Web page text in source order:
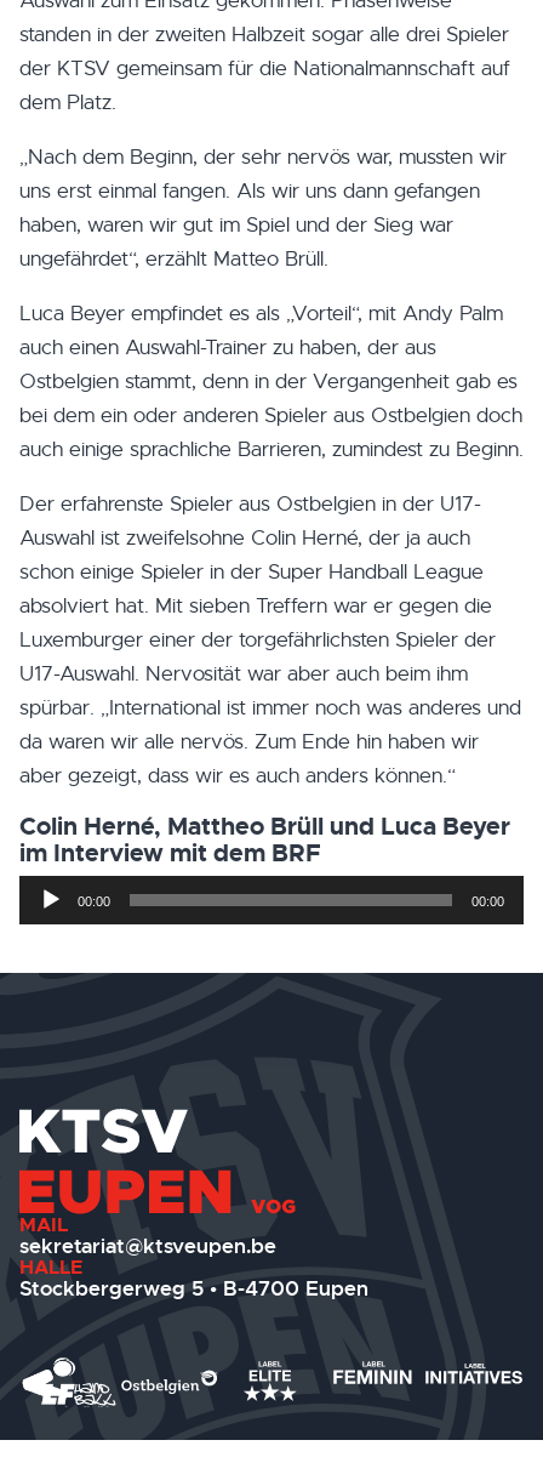
standen in der zweiten Halbzeit sogar alle drei Spieler
der KTSV gemeinsam für die Nationalmannschaft auf
dem Platz.
„Nach dem Beginn, der sehr nervös war, mussten wir
uns erst einmal fangen. Als wir uns dann gefangen
haben, waren wir gut im Spiel und der Sieg war
ungefährdet“, erzählt Matteo Brüll.
Luca Beyer empfindet es als „Vorteil“, mit Andy Palm
auch einen Auswahl-Trainer zu haben, der aus
Ostbelgien stammt, denn in der Vergangenheit gab es
bei dem ein oder anderen Spieler aus Ostbelgien doch
auch einige sprachliche Barrieren, zumindest zu Beginn.
Der erfahrenste Spieler aus Ostbelgien in der U17-
Auswahl ist zweifelsohne Colin Herné, der ja auch
schon einige Spieler in der Super Handball League
absolviert hat. Mit sieben Treffern war er gegen die
Luxemburger einer der torgefährlichsten Spieler der
U17-Auswahl. Nervosität war aber auch beim ihm
spürbar. „International ist immer noch was anderes und
da waren wir alle nervös. Zum Ende hin haben wir
aber gezeigt, dass wir es auch anders können.“
Colin Herné, Mattheo Brüll und Luca Beyer
im Interview mit dem BRF
Audio-
Player
00:00 00:00
MAIL
sekretariat@ktsveupen.be
HALLE
Stockbergerweg 5 • B-4700 Eupen